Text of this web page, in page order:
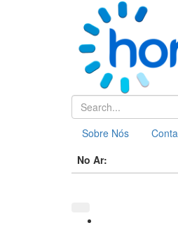
Sobre Nós
No Ar: